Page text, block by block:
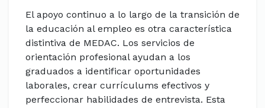
El apoyo continuo a lo largo de la transición de
la educación al empleo es otra característica
distintiva de MEDAC. Los servicios de
orientación profesional ayudan a los
graduados a identificar oportunidades
laborales, crear currículums efectivos y
perfeccionar habilidades de entrevista. Esta